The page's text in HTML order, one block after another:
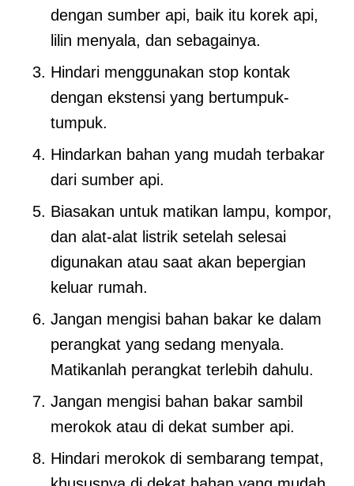
dengan sumber api, baik itu korek api,
lilin menyala, dan sebagainya.
Hindari menggunakan stop kontak
dengan ekstensi yang bertumpuk-
tumpuk.
Hindarkan bahan yang mudah terbakar
dari sumber api.
Biasakan untuk matikan lampu, kompor,
dan alat-alat listrik setelah selesai
digunakan atau saat akan bepergian
keluar rumah.
Jangan mengisi bahan bakar ke dalam
perangkat yang sedang menyala.
Matikanlah perangkat terlebih dahulu.
Jangan mengisi bahan bakar sambil
merokok atau di dekat sumber api.
Hindari merokok di sembarang tempat,